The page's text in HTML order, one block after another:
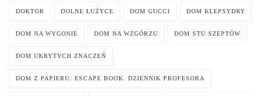
DOKTOR DOLNE ŁUŻYCE DOM GUCCI DOM KLEPSYDRY
DOM NA WYGONIE DOM NA WZGÓRZU DOM STU SZEPTÓW
DOM UKRYTYCH ZNACZEŃ
DOM Z PAPIERU. ESCAPE BOOK. DZIENNIK PROFESORA